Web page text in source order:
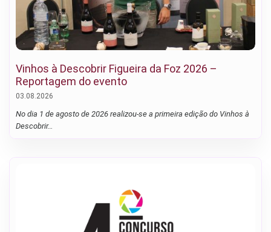
Vinhos à Descobrir Figueira da Foz 2026 –
Reportagem do evento
03.08.2026
No dia 1 de agosto de 2026 realizou-se a primeira edição do Vinhos à
Descobrir…